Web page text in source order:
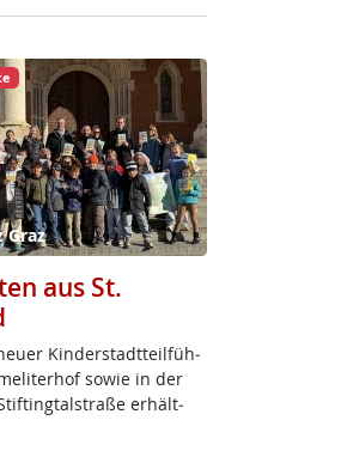
Graz
aus St.
Kin­der­stadt­teil­füh­
so­wie in der
er­hält­